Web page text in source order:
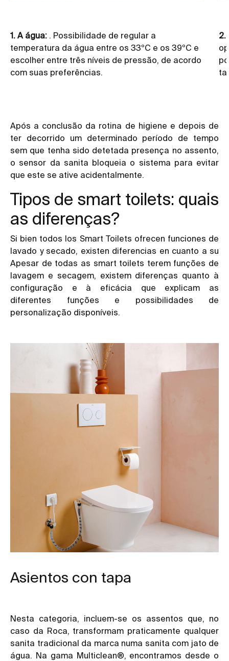
1. A água: . Possibilidade de regular a
temperatura da água entre os 33ºC e os 39ºC e
escolher entre três níveis de pressão, de acordo
com suas preferências.
2.
Após a conclusão da rotina de higiene e depois de
ter decorrido um determinado período de tempo
sem que tenha sido detetada presença no assento,
o sensor da sanita bloqueia o sistema para evitar
que este se ative acidentalmente.
Tipos de smart toilets: quais
as diferenças?
Si bien todos los Smart Toilets ofrecen funciones de
lavado y secado, existen diferencias en cuanto a su
Apesar de todas as smart toilets terem funções de
lavagem e secagem, existem diferenças quanto à
configuração e à eficácia que explicam as
diferentes funções e possibilidades de
personalização disponíveis.
Asientos con tapa
Nesta categoria, incluem-se os assentos que, no
caso da Roca, transformam praticamente qualquer
sanita tradicional da marca numa sanita com jato de
água. Na gama Multiclean®, encontramos desde o